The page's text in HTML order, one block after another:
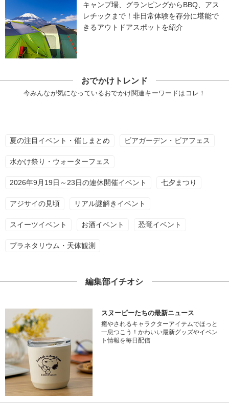
キャンプ場、グランピングからBBQ、アス
レチックまで！非日常体験を存分に堪能で
きるアウトドアスポットを紹介
おでかけトレンド
今みんなが気になっているおでかけ関連キーワードはコレ！
夏の注目イベント・催しまとめ ビアガーデン・ビアフェス
水かけ祭り・ウォーターフェス
2026年9月19日～23日の連休開催イベント 七夕まつり
アジサイの見頃 リアル謎解きイベント
スイーツイベント お酒イベント 恐竜イベント
プラネタリウム・天体観測
編集部イチオシ
スヌーピーたちの最新ニュース
癒やされるキャラクターアイテムでほっと
一息つこう！かわいい最新グッズやイベン
ト情報を毎日配信